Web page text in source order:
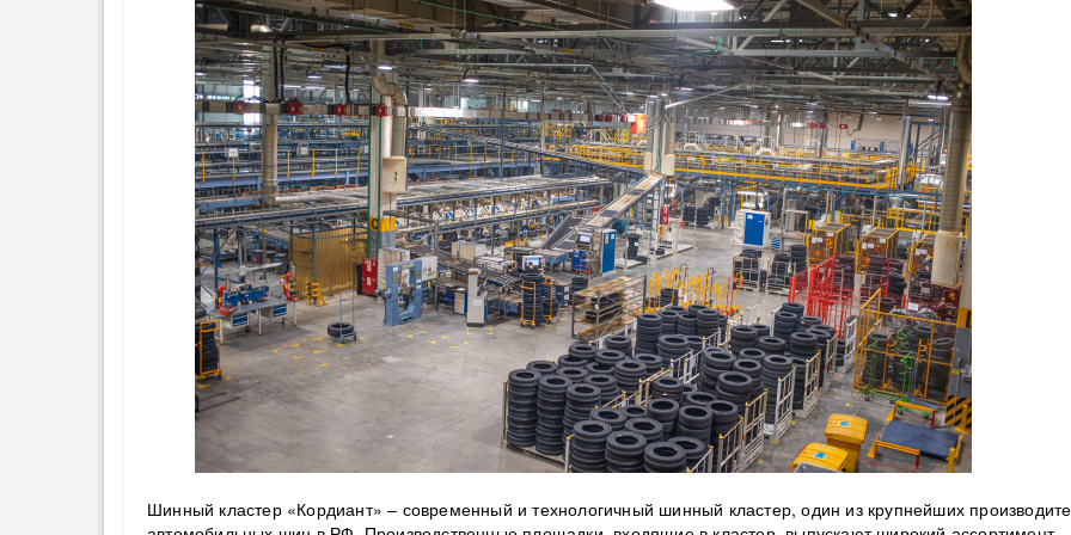
Шинный кластер «Кордиант» – современный и технологичный шинный кластер, один из крупнейших